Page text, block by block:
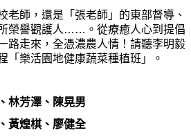
老師，還是「張老師」的東部督導、
榮譽觀護人……。從療癒人心到提倡
路走來，全憑濃農人情！請聽李明毅
「樂活園地健康蔬菜種植班」。
林芳澤、陳晃男
黃煌棋、廖健全